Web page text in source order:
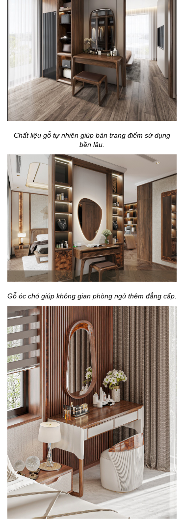
Chất liệu gỗ tự nhiên giúp bàn trang điểm sử dụng
bền lâu.
Gỗ óc chó giúp không gian phòng ngủ thêm đẳng cấp.